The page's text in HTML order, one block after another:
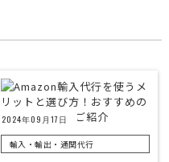
2024年09月17日
輸入・輸出・通関代行